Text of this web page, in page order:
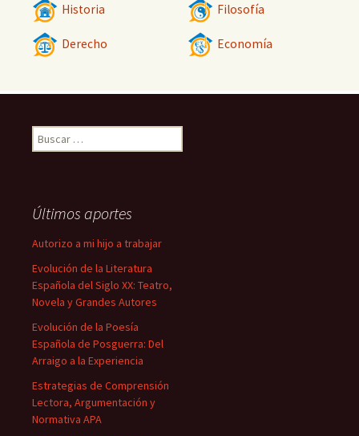
Historia Filosofía
Derecho Economía
Buscar:
Últimos aportes
Autorizo a mi hijo a trabajar
Evolución de la Literatura
Española del Siglo XX: Teatro,
Novela y Grandes Autores
Evolución de la Poesía
Española de Posguerra: Del
Arraigo a la Experiencia
Estrategias de Comprensión
Lectora, Argumentación y
Normativa APA